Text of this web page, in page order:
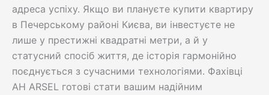
адреса успіху. Якщо ви плануєте купити квартиру
в Печерському районі Києва, ви інвестуєте не
лише у престижні квадратні метри, а й у
статусний спосіб життя, де історія гармонійно
поєднується з сучасними технологіями. Фахівці
АН ARSEL готові стати вашим надійним